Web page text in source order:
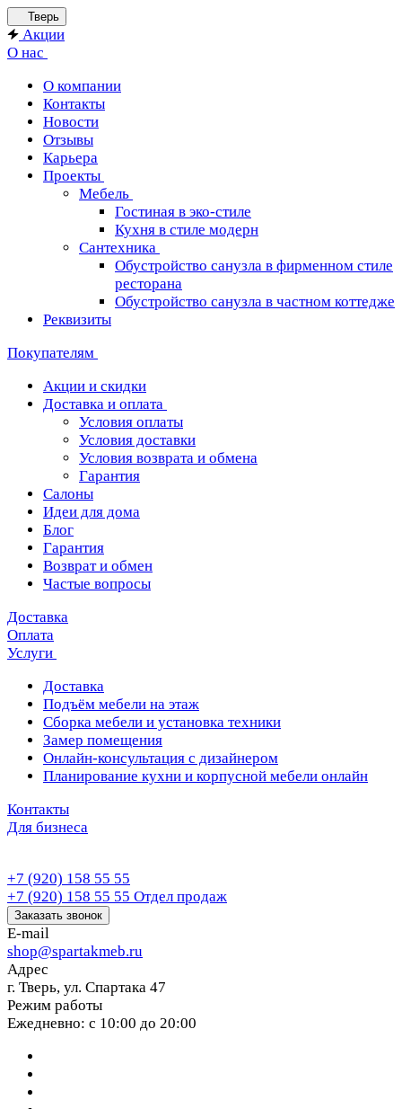
Тверь
Акции
О нас
О компании
Контакты
Новости
Отзывы
Карьера
Проекты
Мебель
Гостиная в эко-стиле
Кухня в стиле модерн
Сантехника
Обустройство санузла в фирменном стиле
ресторана
Обустройство санузла в частном коттедже
Реквизиты
Покупателям
Акции и скидки
Доставка и оплата
Условия оплаты
Условия доставки
Условия возврата и обмена
Гарантия
Салоны
Идеи для дома
Блог
Гарантия
Возврат и обмен
Частые вопросы
Доставка
Оплата
Услуги
Доставка
Подъём мебели на этаж
Сборка мебели и установка техники
Замер помещения
Онлайн-консультация с дизайнером
Планирование кухни и корпусной мебели онлайн
Контакты
Для бизнеса
+7 (920) 158 55 55
+7 (920) 158 55 55 Отдел продаж
Заказать звонок
E-mail
shop@spartakmeb.ru
Адрес
г. Тверь, ул. Спартака 47
Режим работы
Ежедневно: с 10:00 до 20:00